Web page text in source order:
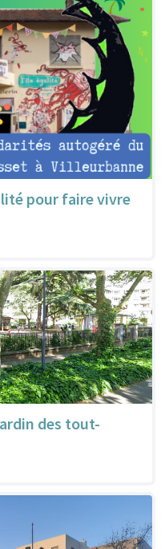
pour faire vivre
des tout-